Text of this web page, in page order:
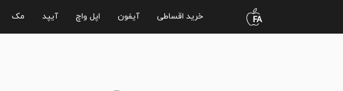
خرید اقساطی آیفون اپل واچ آیپد مک